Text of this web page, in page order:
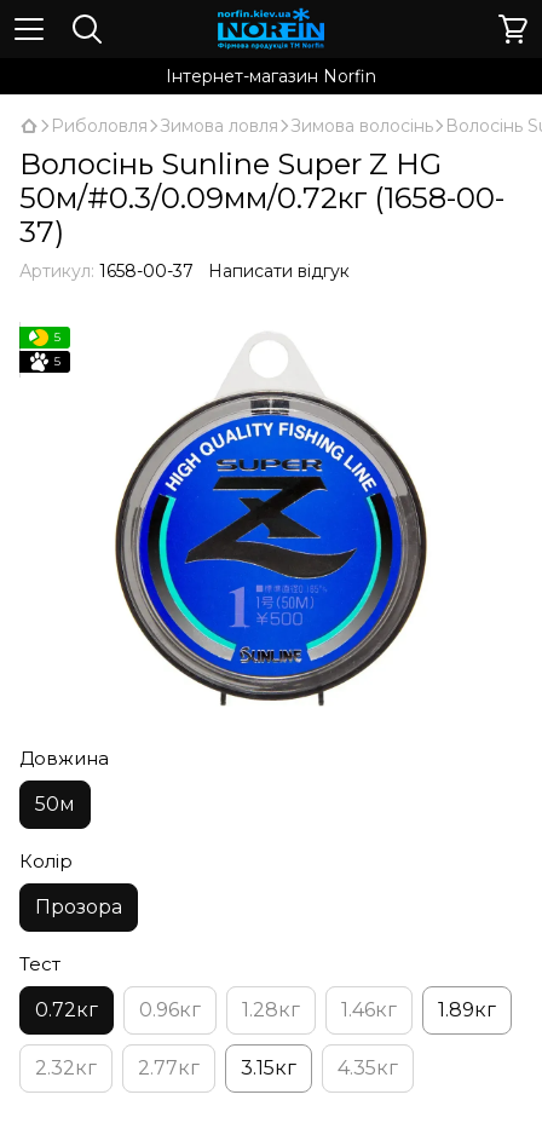
Інтернет-магазин Norfin
Риболовля Зимова ловля Зимова волосінь Волосінь
Волосінь Sunline Super Z HG
50м/#0.3/0.09мм/0.72кг (1658-00-
37)
Артикул: 1658-00-37 Написати відгук
5
5
Довжина
50м
Колір
Прозора
Тест
0.72кг
0.96кг 1.28кг 1.46кг 1.89кг
2.32кг 2.77кг 3.15кг 4.35кг